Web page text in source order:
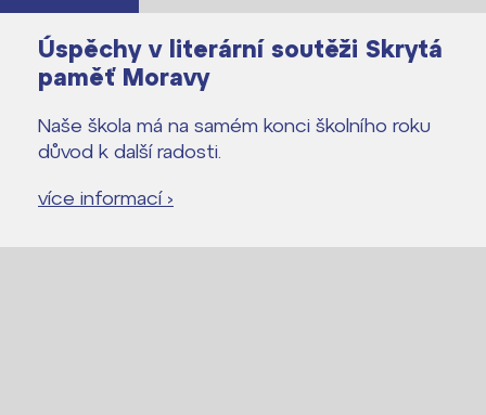
Úspěchy v literární soutěži Skrytá
paměť Moravy
Naše škola má na samém konci školního roku
důvod k další radosti.
více informací ›